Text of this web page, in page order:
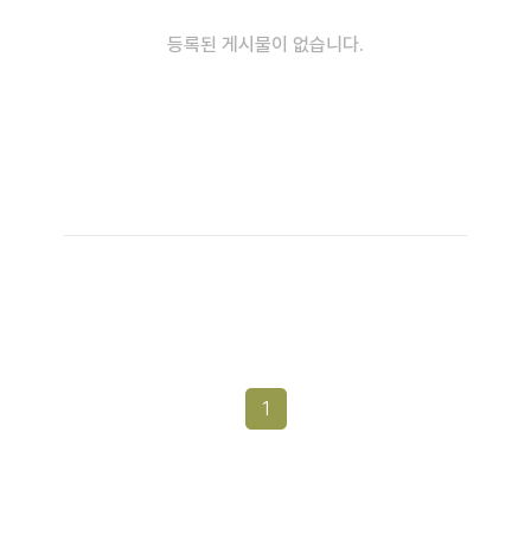
등록된 게시물이 없습니다.
1